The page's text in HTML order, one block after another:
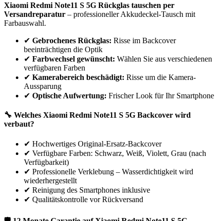
Xiaomi Redmi Note11 S 5G Rückglas tauschen per
Versandreparatur – professioneller Akkudeckel-Tausch mit
Farbauswahl.
✔ Gebrochenes Rückglas: Risse im Backcover
beeinträchtigen die Optik
✔ Farbwechsel gewünscht: Wählen Sie aus verschiedenen
verfügbaren Farben
✔ Kamerabereich beschädigt: Risse um die Kamera-
Aussparung
✔ Optische Aufwertung: Frischer Look für Ihr Smartphone
🔧 Welches Xiaomi Redmi Note11 S 5G Backcover wird
verbaut?
✔ Hochwertiges Original-Ersatz-Backcover
✔ Verfügbare Farben: Schwarz, Weiß, Violett, Grau (nach
Verfügbarkeit)
✔ Professionelle Verklebung – Wasserdichtigkeit wird
wiederhergestellt
✔ Reinigung des Smartphones inklusive
✔ Qualitätskontrolle vor Rückversand